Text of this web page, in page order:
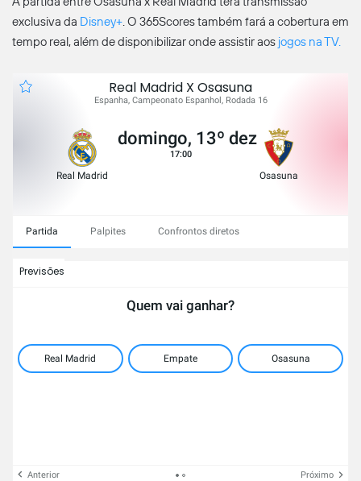
exclusiva da Disney+. O 365Scores também fará a cobertura em
tempo real, além de disponibilizar onde assistir aos jogos na TV.
Real Madrid X Osasuna
Espanha, Campeonato Espanhol, Rodada 16
Real Madrid
domingo, 13º dez
17:00
Osasuna
Partida Palpites Confrontos diretos
Previsões
Quem vai ganhar?
Real Madrid Empate Osasuna
Anterior Próximo